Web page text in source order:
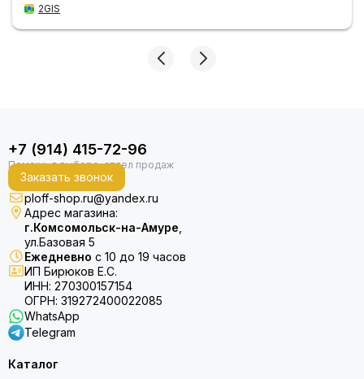
2GIS
+7 (914) 415-72-96
Заказать звонок
ploff-shop.ru@yandex.ru
Адрес магазина:
г.Комсомольск-на-Амуре
ул.Базовая 5
Ежедневно с 10 до 19 часов
ИП Бирюков Е.С.
ИНН: 270300157154
ОГРН: 319272400022085
WhatsApp
Telegram
Каталог